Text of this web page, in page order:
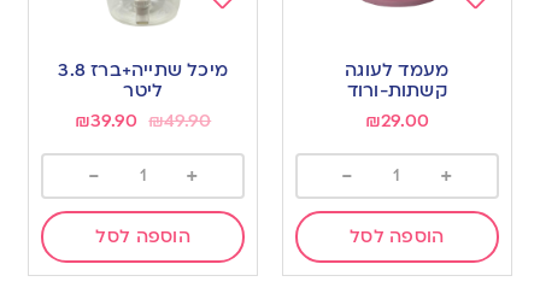
wishlist
מעמד לעוגה
קשתות-ורוד
₪29.00
+
-
הוספה לסל
מיכל שתייה+ברז 3.8
ליטר
₪49.90
₪39.90
+
-
הוספה לסל